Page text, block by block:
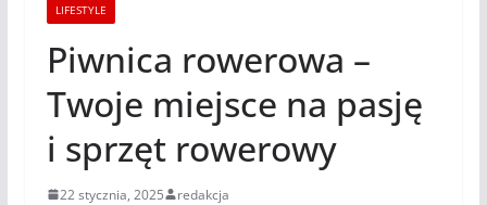
LIFESTYLE
Piwnica rowerowa –
Twoje miejsce na pasję
i sprzęt rowerowy
22 stycznia, 2025 redakcja